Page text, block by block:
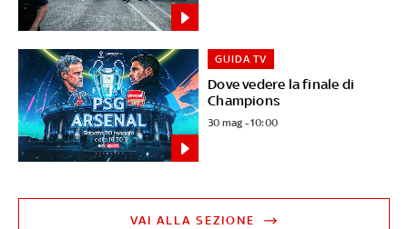
Dove vedere la finale di
Champions
GUIDA TV
30 mag - 10:00
VAI ALLA SEZIONE